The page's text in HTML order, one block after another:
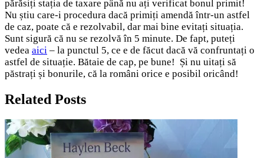
părăsiți stația de taxare până nu ați verificat bonul primit!
Nu știu care-i procedura dacă primiți amendă într-un astfel
de caz, poate că e rezolvabil, dar mai bine evitați situația.
Sunt sigură că nu se rezolvă în 5 minute. De fapt, puteți
vedea aici – la punctul 5, ce e de făcut dacă vă confruntați o
astfel de situație. Bătaie de cap, pe bune! Și nu uitați să
păstrați și bonurile, că la români orice e posibil oricând!
Related Posts